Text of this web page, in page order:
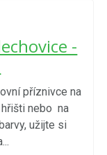
-
příznivce na
nebo na
užijte si